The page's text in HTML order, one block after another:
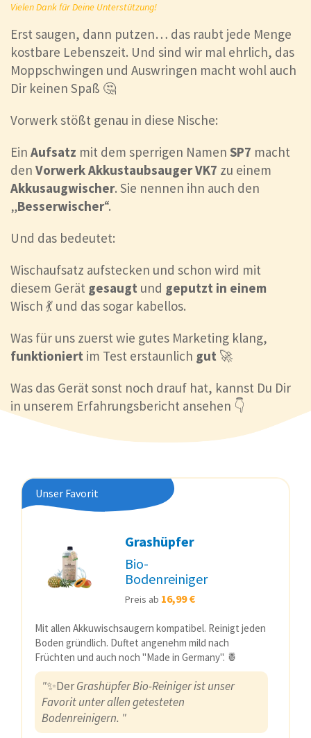
Vielen Dank für Deine Unterstützung!
Erst saugen, dann putzen… das raubt jede Menge
kostbare Lebenszeit. Und sind wir mal ehrlich, das
Moppschwingen und Auswringen macht wohl auch
Dir keinen Spaß 🤔
Vorwerk stößt genau in diese Nische:
Ein Aufsatz mit dem sperrigen Namen SP7 macht
den Vorwerk Akkustaubsauger VK7 zu einem
Akkusaugwischer. Sie nennen ihn auch den
„Besserwischer“.
Und das bedeutet:
Wischaufsatz aufstecken und schon wird mit
diesem Gerät gesaugt und geputzt in einem
Wisch 💃 und das sogar kabellos.
Was für uns zuerst wie gutes Marketing klang,
funktioniert im Test erstaunlich gut 🚀
Was das Gerät sonst noch drauf hat, kannst Du Dir
in unserem Erfahrungsbericht ansehen 👇
Unser Favorit
Grashüpfer
Bio-
Bodenreiniger
Preis ab 16,99 €
Mit allen Akkuwischsaugern kompatibel. Reinigt jeden
Boden gründlich. Duftet angenehm mild nach
Früchten und auch noch "Made in Germany". 🍍
"✨DerGrashüpfer Bio-Reiniger ist unser
Favorit unter allen getesteten
Bodenreinigern. "